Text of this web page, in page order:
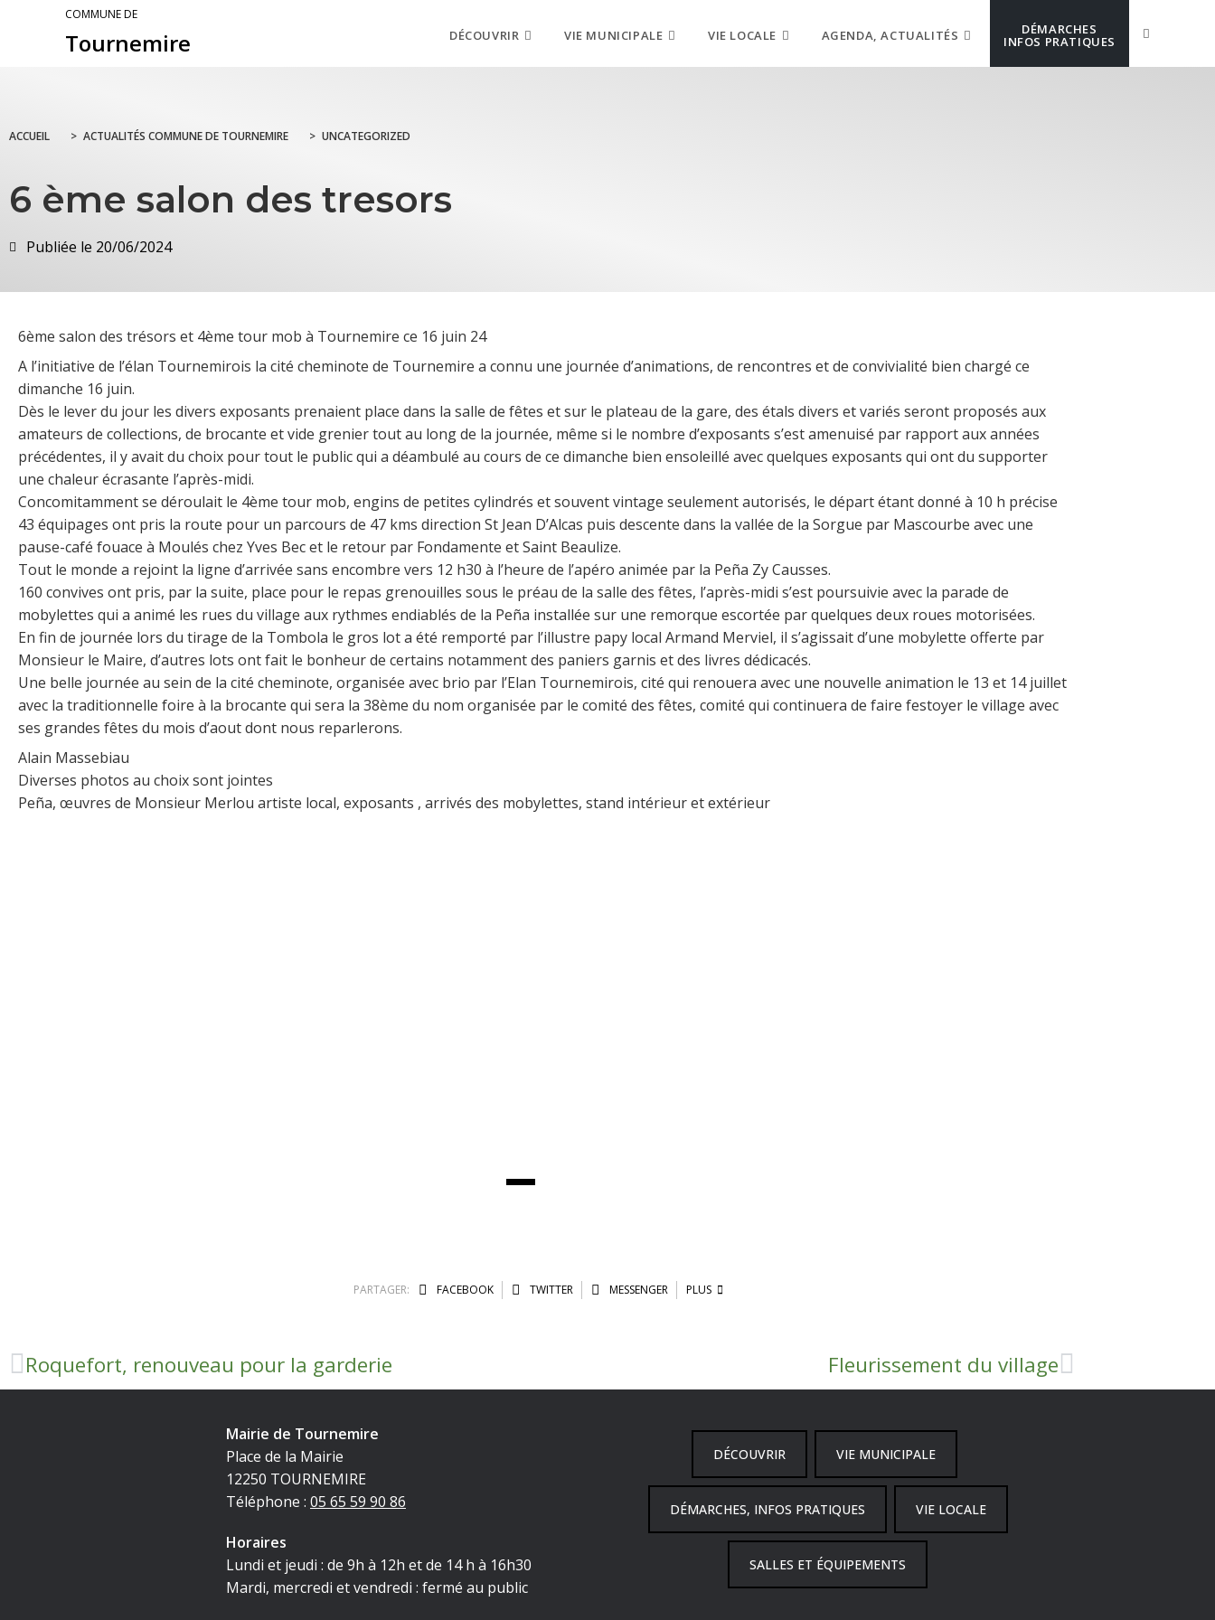
COMMUNE DE
Tournemire DÉCOUVRIR VIE MUNICIPALE VIE LOCALE AGENDA, ACTUALITÉS DÉMARCHES
INFOS PRATIQUES
ACCUEIL > ACTUALITÉS COMMUNE DE TOURNEMIRE > UNCATEGORIZED
6 ème salon des tresors
Publiée le 20/06/2024
6ème salon des trésors et 4ème tour mob à Tournemire ce 16 juin 24
A l’initiative de l’élan Tournemirois la cité cheminote de Tournemire a connu une journée d’animations, de rencontres et de convivialité bien chargé ce
dimanche 16 juin.
Dès le lever du jour les divers exposants prenaient place dans la salle de fêtes et sur le plateau de la gare, des étals divers et variés seront proposés aux
amateurs de collections, de brocante et vide grenier tout au long de la journée, même si le nombre d’exposants s’est amenuisé par rapport aux années
précédentes, il y avait du choix pour tout le public qui a déambulé au cours de ce dimanche bien ensoleillé avec quelques exposants qui ont du supporter
une chaleur écrasante l’après-midi.
Concomitamment se déroulait le 4ème tour mob, engins de petites cylindrés et souvent vintage seulement autorisés, le départ étant donné à 10 h précise
43 équipages ont pris la route pour un parcours de 47 kms direction St Jean D’Alcas puis descente dans la vallée de la Sorgue par Mascourbe avec une
pause-café fouace à Moulés chez Yves Bec et le retour par Fondamente et Saint Beaulize.
Tout le monde a rejoint la ligne d’arrivée sans encombre vers 12 h30 à l’heure de l’apéro animée par la Peña Zy Causses.
160 convives ont pris, par la suite, place pour le repas grenouilles sous le préau de la salle des fêtes, l’après-midi s’est poursuivie avec la parade de
mobylettes qui a animé les rues du village aux rythmes endiablés de la Peña installée sur une remorque escortée par quelques deux roues motorisées.
En fin de journée lors du tirage de la Tombola le gros lot a été remporté par l’illustre papy local Armand Merviel, il s’agissait d’une mobylette offerte par
Monsieur le Maire, d’autres lots ont fait le bonheur de certains notamment des paniers garnis et des livres dédicacés.
Une belle journée au sein de la cité cheminote, organisée avec brio par l’Elan Tournemirois, cité qui renouera avec une nouvelle animation le 13 et 14 juillet
avec la traditionnelle foire à la brocante qui sera la 38ème du nom organisée par le comité des fêtes, comité qui continuera de faire festoyer le village avec
ses grandes fêtes du mois d’aout dont nous reparlerons.
Alain Massebiau
Diverses photos au choix sont jointes
Peña, œuvres de Monsieur Merlou artiste local, exposants , arrivés des mobylettes, stand intérieur et extérieur
PARTAGER: FACEBOOK TWITTER MESSENGER PLUS
Roquefort, renouveau pour la garderie Fleurissement du village
Mairie de Tournemire
Place de la Mairie
12250 TOURNEMIRE
Téléphone : 05 65 59 90 86
Horaires
Lundi et jeudi : de 9h à 12h et de 14 h à 16h30
Mardi, mercredi et vendredi : fermé au public
DÉCOUVRIR VIE MUNICIPALE
DÉMARCHES, INFOS PRATIQUES VIE LOCALE
SALLES ET ÉQUIPEMENTS